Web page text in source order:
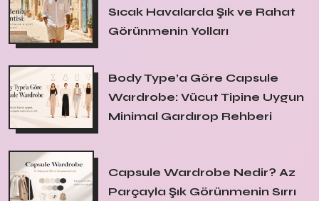
Sıcak Havalarda Şık ve Rahat
Görünmenin Yolları
Body Type’a Göre Capsule
Wardrobe: Vücut Tipine Uygun
Minimal Gardırop Rehberi
Capsule Wardrobe Nedir? Az
Parçayla Şık Görünmenin Sırrı